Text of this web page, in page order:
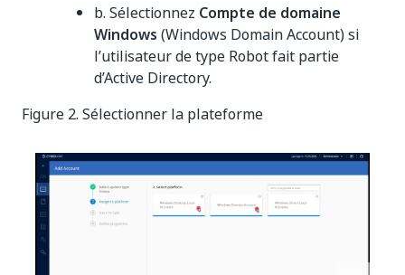
b. Sélectionnez Compte de domaine
Windows (Windows Domain Account) si
l’utilisateur de type Robot fait partie
d’Active Directory.
Figure 2. Sélectionner la plateforme